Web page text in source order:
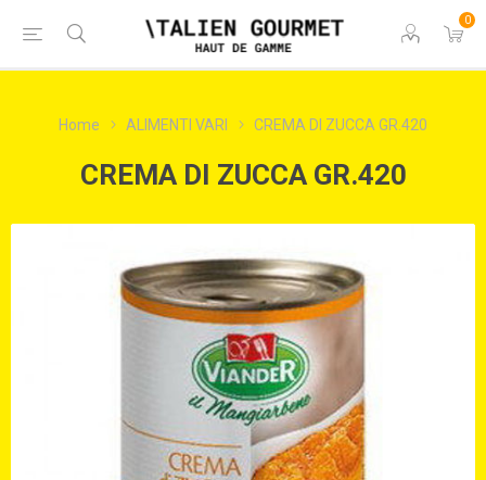
0
Home ALIMENTI VARI CREMA DI ZUCCA GR.420
CREMA DI ZUCCA GR.420